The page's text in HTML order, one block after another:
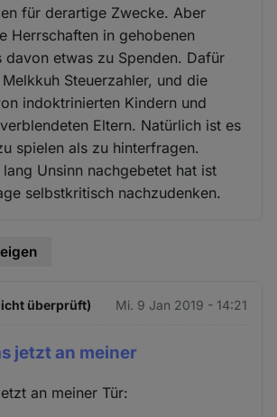
für derartige Zwecke. Aber
Herrschaften in gehobenen
davon etwas zu Spenden. Dafür
Steuerzahler, und die
indoktrinierten Kindern und
Eltern. Natürlich ist es
spielen als zu hinterfragen.
Unsinn nachgebetet hat ist
selbstkritisch nachzudenken.
überprüft) Mi. 9 Jan 2019 - 14:21
jetzt an meiner
an meiner Tür: